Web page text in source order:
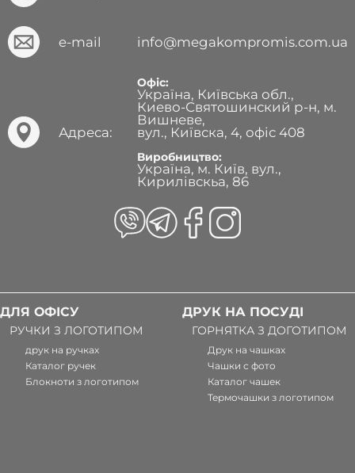
e-mail info@megakompromis.com.ua
Адреса:
Офіс:
Україна, Київська обл.,
Киево-Святошинский р-н, м.
Вишневе,
вул., Київска, 4, офіс 408
Виробництво:
Україна, м. Київ, вул.,
Кирилівскьа, 86
ДЛЯ ОФІСУ
РУЧКИ З ЛОГОТИПОМ
друк на ручках
Каталог ручек
Блокноти з логотипом
ДРУК НА ПОСУДІ
ГОРНЯТКА З ДОГОТИПОМ
Друк на чашках
Чашки с фото
Каталог чашек
Термочашки з логотипом